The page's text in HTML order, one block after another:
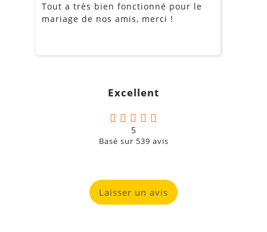
Tout a très bien fonctionné pour le
mariage de nos amis, merci !
Excellent
5
Basé sur 539 avis
Laisser un avis